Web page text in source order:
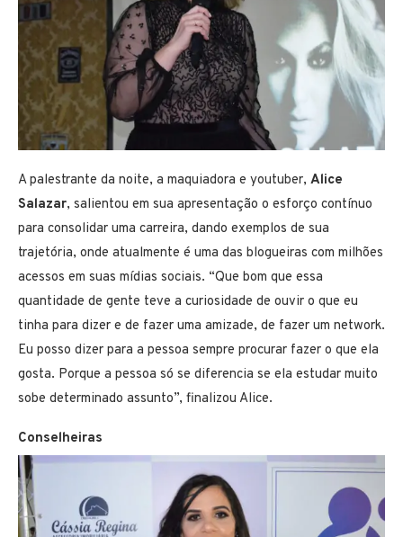
A palestrante da noite, a maquiadora e youtuber, Alice
Salazar, salientou em sua apresentação o esforço contínuo
para consolidar uma carreira, dando exemplos de sua
trajetória, onde atualmente é uma das blogueiras com milhões
acessos em suas mídias sociais. “Que bom que essa
quantidade de gente teve a curiosidade de ouvir o que eu
tinha para dizer e de fazer uma amizade, de fazer um network.
Eu posso dizer para a pessoa sempre procurar fazer o que ela
gosta. Porque a pessoa só se diferencia se ela estudar muito
sobe determinado assunto”, finalizou Alice.
Conselheiras